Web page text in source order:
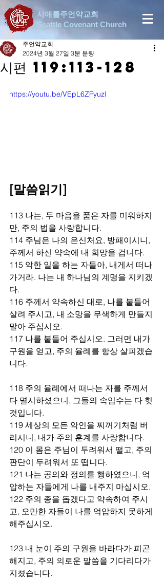
시애틀주언약교회
Seattle Covenant Church
시편 119:113-128
주언약교회
2024년 3월 27일 3분 분량
https://youtu.be/VEpL6ZFyuzI
[말씀읽기]
113 나는, 두 마음을 품은 자를 미워하지
만, 주의 법을 사랑합니다.
114 주님은 나의 은신처요, 방패이시니,
주께서 하신 약속에 내 희망을 겁니다.
115 악한 일을 하는 자들아, 내게서 떠나
가거라. 나는 내 하나님의 계명을 지키겠
다.
116 주께서 약속하신 대로, 나를 붙들어
살려 주시고, 내 소망을 무색하게 만들지
말아 주십시오.
117 나를 붙들어 주십시오. 그러면 내가
구원을 얻고, 주의 율례를 항상 살피겠습
니다.
118 주의 율례에서 떠나는 자를 주께서
다 멸시하셨으니, 그들의 속임수는 다 헛
것입니다.
119 세상의 모든 악인을 찌꺼기처럼 버
리시니, 내가 주의 훈계를 사랑합니다.
120 이 몸은 주님이 두려워서 떨고, 주의
판단이 두려워서 또 떱니다.
121 나는 공의와 정의를 행하였으니, 억
압하는 자들에게 나를 내주지 마십시오.
122 주의 종을 돕겠다고 약속하여 주시
고, 오만한 자들이 나를 억압하지 못하게
해주십시오.
123 내 눈이 주의 구원을 바라다가 피곤
해지고, 주의 의로운 말씀을 기다리다가
지쳤습니다.